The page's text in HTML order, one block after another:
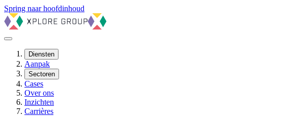
Spring naar hoofdinhoud
Diensten
Aanpak
Sectoren
Cases
Over ons
Inzichten
Carrières